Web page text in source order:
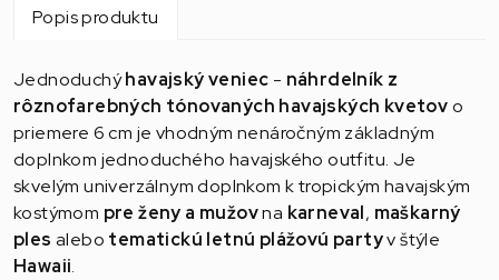
Popis produktu
Jednoduchýhavajský veniec - náhrdelník z
rôznofarebných tónovaných havajských kvetovo
priemere 6 cm je vhodným nenáročným základným
doplnkom jednoduchého havajského outfitu. Je
skvelým univerzálnym doplnkom k tropickým havajským
kostýmom pre ženy a mužovna karneval, maškarný
ples alebo tematickú letnú plážovú partyv štýle
Hawaii.